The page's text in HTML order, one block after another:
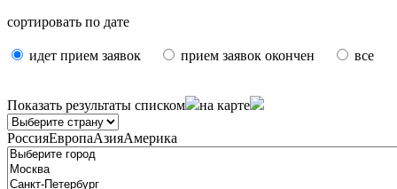
сортировать по дате
идет прием заявок прием заявок окончен все
Показать результаты списком на карте
РоссияЕвропаАзияАмерика